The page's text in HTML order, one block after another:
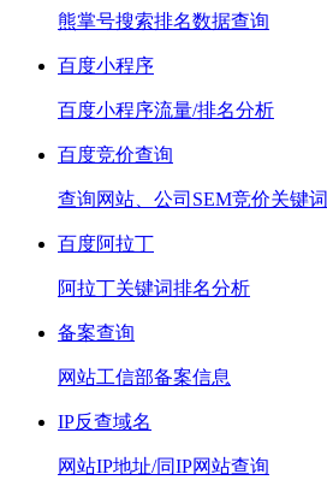
熊掌号搜索排名数据查询
百度小程序
百度小程序流量/排名分析
百度竞价查询
查询网站、公司SEM竞价关键词
百度阿拉丁
阿拉丁关键词排名分析
备案查询
网站工信部备案信息
IP反查域名
网站IP地址/同IP网站查询